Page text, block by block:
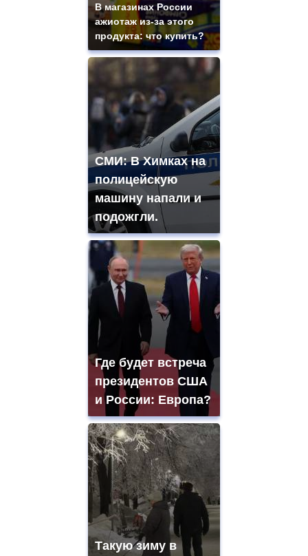
В магазинах России
ажиотаж из-за этого
продукта: что купить?
СМИ: В Химках на
полицейскую
машину напали и
подожгли.
Где будет встреча
президентов США
и России: Европа?
Такую зиму в